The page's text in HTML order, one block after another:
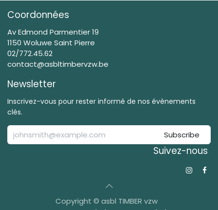
Coordonnées
Av Edmond Parmentier 19
1150 Woluwe Saint Pierre
02/772.45.62
contact@asbltimbervzw.be
Newsletter
Inscrivez-vous pour rester informé de nos évènements
clés.
Subscribe
Suivez-nous
Copyright © asbl TIMBER vzw